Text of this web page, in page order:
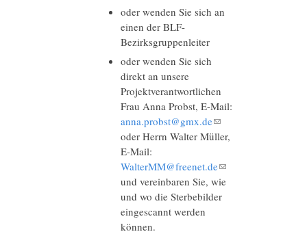
oder wenden Sie sich an
einen der BLF-
Bezirksgruppenleiter
oder wenden Sie sich
direkt an unsere
Projektverantwortlichen
Frau Anna Probst, E-Mail:
anna.probst@gmx.de(Link sendet E-
Mail)
oder Herrn Walter Müller,
E-Mail:
WalterMM@freenet.de(Link sendet E-
Mail)
und vereinbaren Sie, wie
und wo die Sterbebilder
eingescannt werden
können.